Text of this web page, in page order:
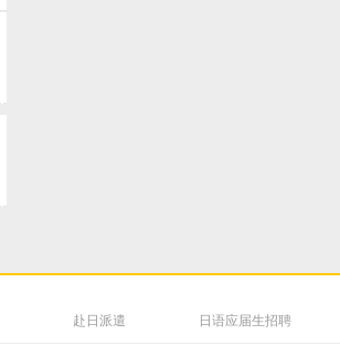
赴日派遣 日语应届生招聘